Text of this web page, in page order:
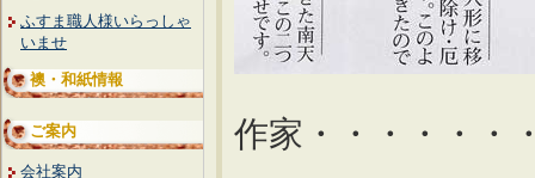
ふすま職人様いらっしゃ
いませ
襖・和紙情報
ご案内
会社案内
作家・・・・・